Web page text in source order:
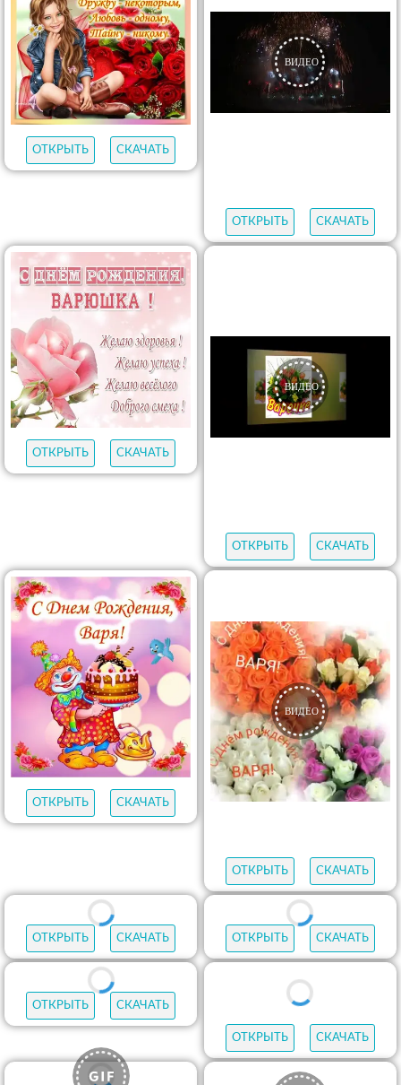
ОТКРЫТЬ СКАЧАТЬ
ОТКРЫТЬ СКАЧАТЬ
ОТКРЫТЬ СКАЧАТЬ
ОТКРЫТЬ СКАЧАТЬ
ОТКРЫТЬ СКАЧАТЬ
ОТКРЫТЬ СКАЧАТЬ